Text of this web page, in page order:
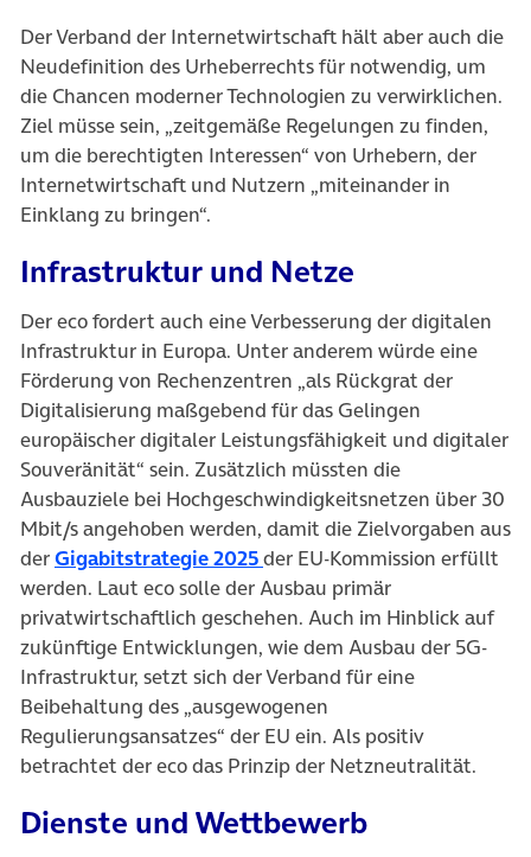
Der Verband der Internetwirtschaft hält aber auch die
Neudefinition des Urheberrechts für notwendig, um
die Chancen moderner Technologien zu verwirklichen.
Ziel müsse sein, „zeitgemäße Regelungen zu finden,
um die berechtigten Interessen“ von Urhebern, der
Internetwirtschaft und Nutzern „miteinander in
Einklang zu bringen“.
Infrastruktur und Netze
Der eco fordert auch eine Verbesserung der digitalen
Infrastruktur in Europa. Unter anderem würde eine
Förderung von Rechenzentren „als Rückgrat der
Digitalisierung maßgebend für das Gelingen
europäischer digitaler Leistungsfähigkeit und digitaler
Souveränität“ sein. Zusätzlich müssten die
Ausbauziele bei Hochgeschwindigkeitsnetzen über 30
Mbit/s angehoben werden, damit die Zielvorgaben aus
derGigabitstrategie 2025(öffnet in neuem Tab)
der EU-Kommission erfüllt
werden. Laut eco solle der Ausbau primär
privatwirtschaftlich geschehen. Auch im Hinblick auf
zukünftige Entwicklungen, wie dem Ausbau der 5G-
Infrastruktur, setzt sich der Verband für eine
Beibehaltung des „ausgewogenen
Regulierungsansatzes“ der EU ein. Als positiv
betrachtet der eco das Prinzip der Netzneutralität.
Dienste und Wettbewerb